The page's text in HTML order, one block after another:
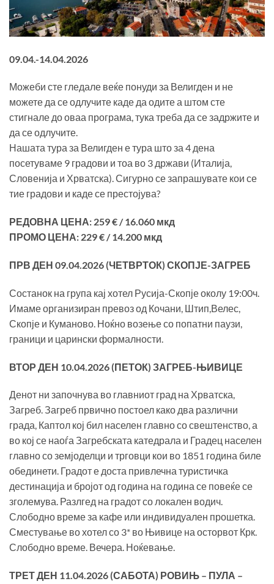
09.04.-14.04.2026
Можеби сте гледале веќе понуди за Велигден и не
можете да се одлучите каде да одите а штом сте
стигнале до оваа програма, тука треба да се задржите и
да се одлучите.
Нашата тура за Велигден е тура што за 4 дена
посетуваме 9 градови и тоа во 3 држави (Италија,
Словенија и Хрватска). Сигурно се запрашувате кои се
тие градови и каде се престојува?
РЕДОВНА ЦЕНА: 259€ / 16.060 мкд
ПРОМО ЦЕНА: 229€ / 14.200 мкд
ПРВ ДЕН 09.04.2026 (ЧЕТВРТОК) СКОПЈЕ-ЗАГРЕБ
Состанок на група кај хотел Русија-Скопје околу 19:00ч.
Имаме организиран превоз од Кочани, Штип,Велес,
Скопје и Куманово. Ноќно возење со попатни паузи,
граници и царински формалности.
ВТОР ДЕН 10 .04 .2026 (ПЕТОК) ЗАГРЕБ-ЊИВИЦЕ
Денот ни започнува во главниот град на Хрватска,
Загреб. Загреб првично постоел како два различни
града, Каптол кој бил населен главно со свештенство, а
во кој се наоѓа Загребската катедрала и Градец населен
главно со земјоделци и трговци кои во 1851 година биле
обединети. Градот е доста привлечна туристичка
дестинација и бројот од година на година се повеќе се
зголемува. Разлгед на градот со локален водич.
Слободно време за кафе или индивидуален прошетка.
Сместување во хотел со 3* во Њивице на осторвот Крк.
Слободно време. Вечера. Ноќевање.
ТРЕТ ДЕН 11.04.2026 (САБОТА) РОВИЊ – ПУЛА –